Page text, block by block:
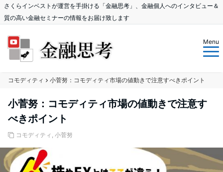
さくらインベストが運営を手掛ける「金融思考」、金融個人へのインタビュー＆
質の高い金融セミナーの情報をお届け致します
Menu
コモディティ 小菅努：コモディティ市場の値動きで注意すべきポイント
小菅努：コモディティ市場の値動きで注意す
べきポイント
コモディティ , 小菅努